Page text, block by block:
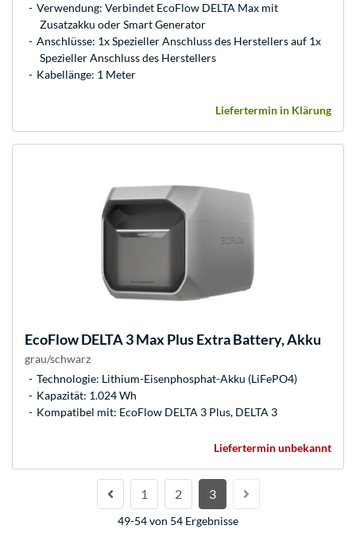
Verwendung: Verbindet EcoFlow DELTA Max mit
Zusatzakku oder Smart Generator
Anschlüsse: 1x Spezieller Anschluss des Herstellers auf 1x
Spezieller Anschluss des Herstellers
Kabellänge: 1 Meter
Liefertermin in Klärung
EcoFlowDELTA 3 Max Plus Extra Battery, Akku
grau/schwarz
Technologie: Lithium-Eisenphosphat-Akku (LiFePO4)
Kapazität: 1.024 Wh
Kompatibel mit: EcoFlow DELTA 3 Plus, DELTA 3
Liefertermin unbekannt
1 2 3
49-54 von 54 Ergebnisse